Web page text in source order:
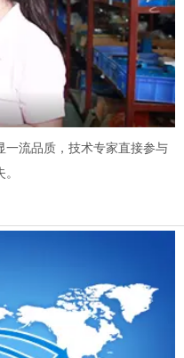
一流品质，技术专家直接参与